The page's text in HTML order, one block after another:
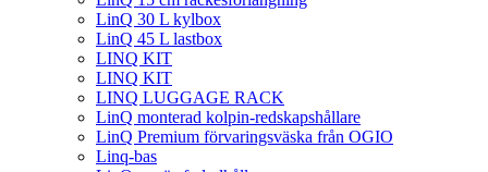
LinQ 30 L kylbox
LinQ 45 L lastbox
LINQ KIT
LINQ KIT
LINQ LUGGAGE RACK
LinQ monterad kolpin-redskapshållare
LinQ Premium förvaringsväska från OGIO
Linq-bas